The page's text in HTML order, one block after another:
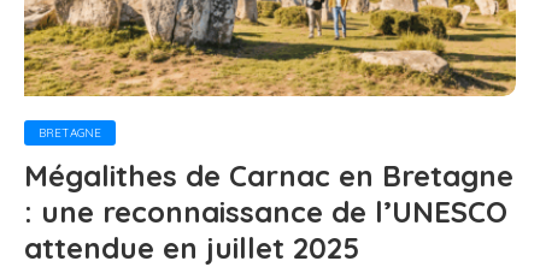
BRETAGNE
Mégalithes de Carnac en Bretagne
: une reconnaissance de l’UNESCO
attendue en juillet 2025